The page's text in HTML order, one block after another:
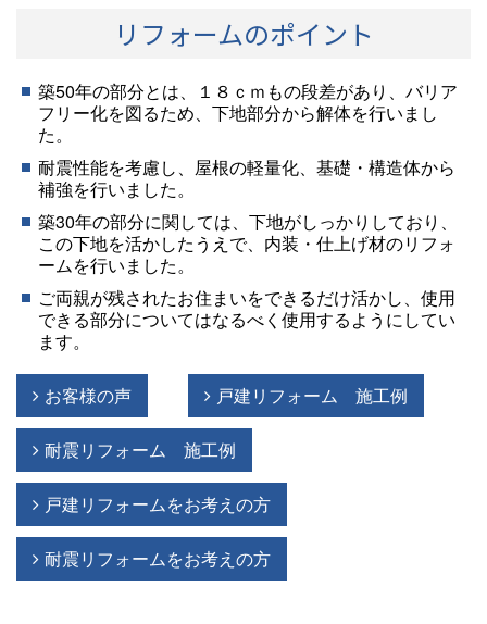
リフォームのポイント
築50年の部分とは、１８ｃｍもの段差があり、バリア
フリー化を図るため、下地部分から解体を行いまし
た。
耐震性能を考慮し、屋根の軽量化、基礎・構造体から
補強を行いました。
築30年の部分に関しては、下地がしっかりしており、
この下地を活かしたうえで、内装・仕上げ材のリフォ
ームを行いました。
ご両親が残されたお住まいをできるだけ活かし、使用
できる部分についてはなるべく使用するようにしてい
ます。
お客様の声 戸建リフォーム 施工例
耐震リフォーム 施工例
戸建リフォームをお考えの方
耐震リフォームをお考えの方